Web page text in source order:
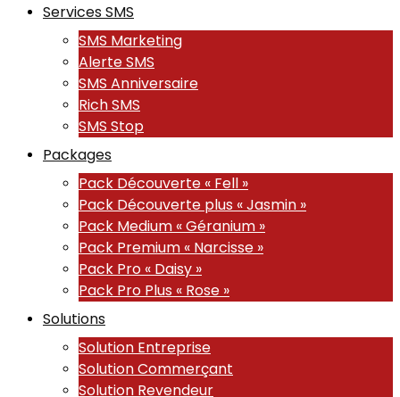
Services SMS
SMS Marketing
Alerte SMS
SMS Anniversaire
Rich SMS
SMS Stop
Packages
Pack Découverte « Fell »
Pack Découverte plus « Jasmin »
Pack Medium « Géranium »
Pack Premium « Narcisse »
Pack Pro « Daisy »
Pack Pro Plus « Rose »
Solutions
Solution Entreprise
Solution Commerçant
Solution Revendeur